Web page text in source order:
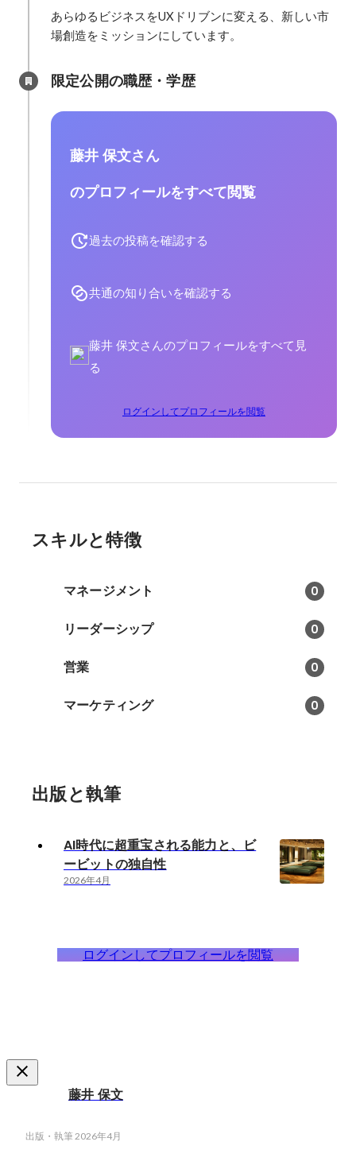
あらゆるビジネスをUXドリブンに変える、新しい市
場創造をミッションにしています。
限定公開の職歴・学歴
藤井 保文さん
のプロフィールをすべて閲覧
過去の投稿を確認する
共通の知り合いを確認する
藤井 保文さんのプロフィールをすべて見
る
ログインしてプロフィールを閲覧
スキルと特徴
マネージメント 0
リーダーシップ 0
営業 0
マーケティング 0
出版と執筆
AI時代に超重宝される能力と、ビ
ービットの独自性
2026年4月
ログインしてプロフィールを閲覧
藤井 保文
出版・執筆 2026年4月